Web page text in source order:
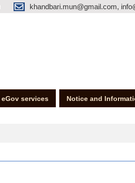
khandbari.mun@gmail.com,
eGov services Notice and